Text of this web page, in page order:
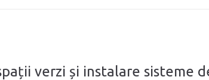
verzi și instalare sisteme